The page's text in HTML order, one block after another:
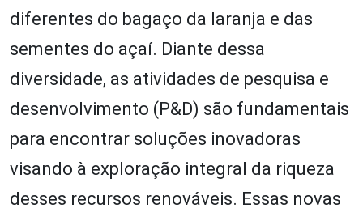
diferentes do bagaço da laranja e das
sementes do açaí. Diante dessa
diversidade, as atividades de pesquisa e
desenvolvimento (P&D) são fundamentais
para encontrar soluções inovadoras
visando à exploração integral da riqueza
desses recursos renováveis. Essas novas